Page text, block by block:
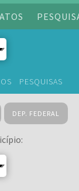
PESQUISAS
DEP. FEDERAL